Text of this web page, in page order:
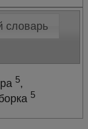
словарь
5,
5